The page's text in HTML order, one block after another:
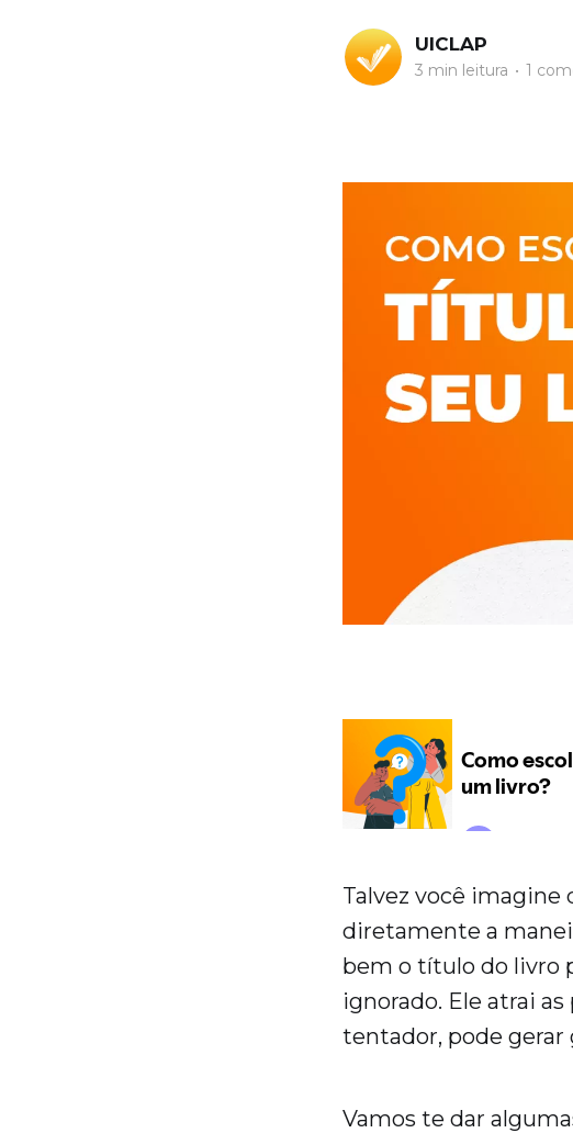
UICLAP
3 min leitura • 1
Talvez você
diretamente a
bem o título do livro
ignorado. Ele atrai
tentador, pode gerar
Vamos te dar